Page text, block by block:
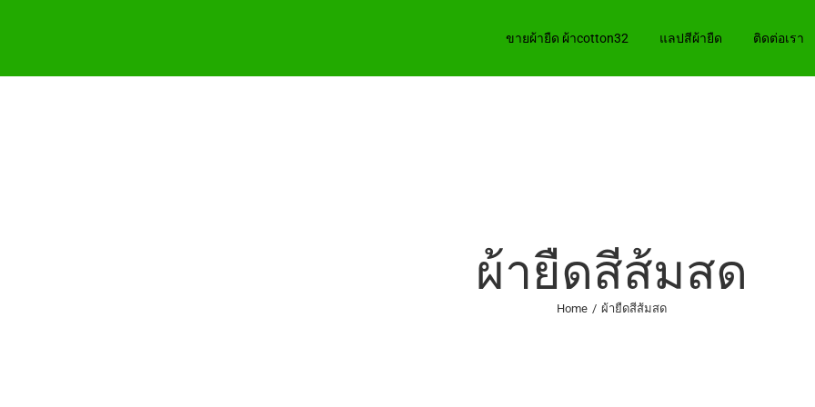
ขายผ้ายืด ผ้าcotton32 แลปสีผ้ายืด ติดต่อเรา
ผ้ายืดสีส้มสด
Home / ผ้ายืดสีส้มสด